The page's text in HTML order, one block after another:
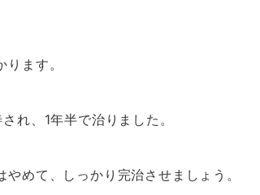
かります。
れ、1年半で治りました。
めて、しっかり完治させましょう。